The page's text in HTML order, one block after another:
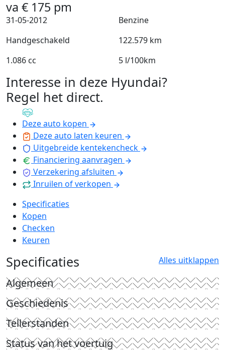
va € 175 pm
31-05-2012
Benzine
Handgeschakeld
122.579 km
1.086 cc
5 l/100km
Interesse in deze Hyundai?
Regel het direct.
Deze auto kopen
Deze auto laten keuren
Uitgebreide kentekencheck
Financiering aanvragen
Verzekering afsluiten
Inruilen of verkopen
Specificaties
Kopen
Checken
Keuren
Specificaties Alles uitklappen
Algemeen
Geschiedenis
Tellerstanden
Status van het voertuig